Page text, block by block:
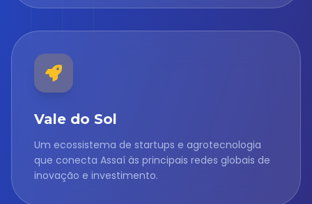
Vale do Sol
Um ecossistema de startups e agrotecnologia
que conecta Assaí às principais redes globais de
inovação e investimento.